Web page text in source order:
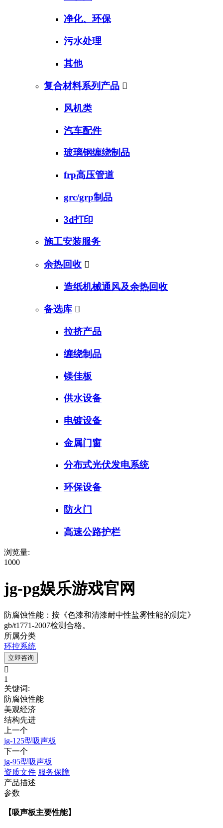
净化、环保
污水处理
其他
复合材料系列产品 
风机类
汽车配件
玻璃钢缠绕制品
frp高压管道
grc/grp制品
3d打印
施工安装服务
余热回收 
造纸机械通风及余热回收
备选库 
拉挤产品
缠绕制品
镁佳板
供水设备
电镀设备
金属门窗
分布式光伏发电系统
环保设备
防火门
高速公路护栏
浏览量:
1000
jg-pg娱乐游戏官网
防腐蚀性能：按《色漆和清漆耐中性盐雾性能的测定》
gb/t1771-2007检测合格。
所属分类
环控系统
立即咨询

1
关键词:
防腐蚀性能
美观经济
结构先进
上一个
jg-125型吸声板
下一个
jg-95型吸声板
资质文件 服务保障
产品描述
参数
【吸声板主要性能】